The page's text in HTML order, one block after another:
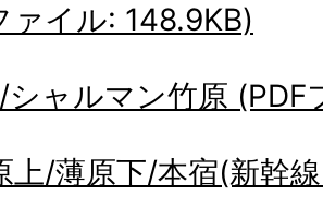
ァイル: 148.9KB)
シャルマン竹原 (PDF
上/薄原下/本宿(新幹